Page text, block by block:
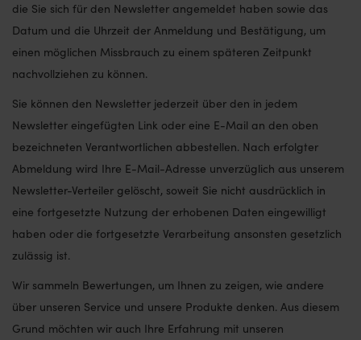
die Sie sich für den Newsletter angemeldet haben sowie das
Datum und die Uhrzeit der Anmeldung und Bestätigung, um
einen möglichen Missbrauch zu einem späteren Zeitpunkt
nachvollziehen zu können.
Sie können den Newsletter jederzeit über den in jedem
Newsletter eingefügten Link oder eine E-Mail an den oben
bezeichneten Verantwortlichen abbestellen. Nach erfolgter
Abmeldung wird Ihre E-Mail-Adresse unverzüglich aus unserem
Newsletter-Verteiler gelöscht, soweit Sie nicht ausdrücklich in
eine fortgesetzte Nutzung der erhobenen Daten eingewilligt
haben oder die fortgesetzte Verarbeitung ansonsten gesetzlich
zulässig ist.
Wir sammeln Bewertungen, um Ihnen zu zeigen, wie andere
über unseren Service und unsere Produkte denken. Aus diesem
Grund möchten wir auch Ihre Erfahrung mit unseren